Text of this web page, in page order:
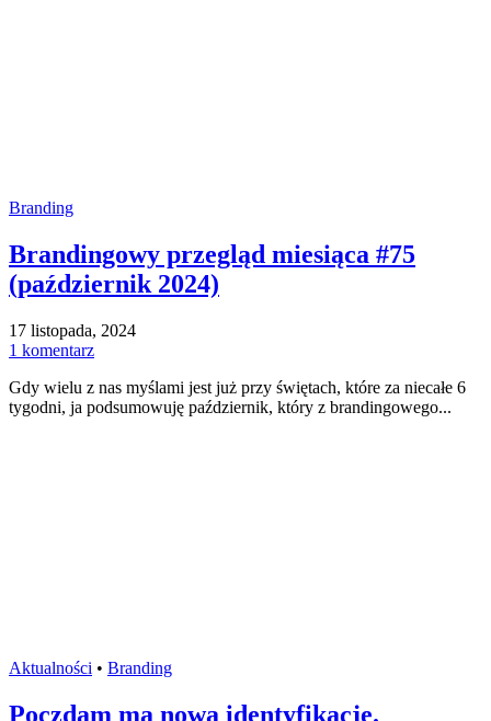
Branding
Brandingowy przegląd miesiąca #75
(październik 2024)
17 listopada, 2024
1 komentarz
Gdy wielu z nas myślami jest już przy świętach, które za niecałe 6
tygodni, ja podsumowuję październik, który z brandingowego...
Aktualności • Branding
Poczdam ma nową identyfikację.